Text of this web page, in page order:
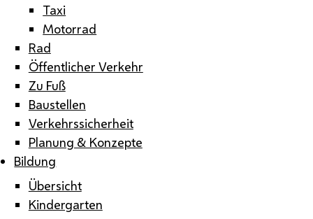
Taxi
Motorrad
Rad
Öffentlicher Verkehr
Zu Fuß
Baustellen
Verkehrssicherheit
Planung & Konzepte
Bildung
Übersicht
Kindergarten